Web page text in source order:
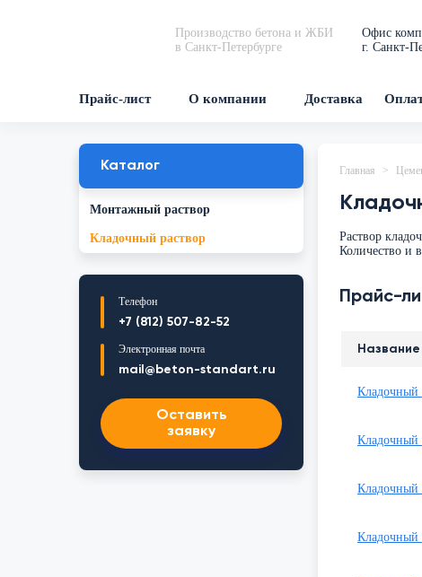
Производство бетона и ЖБИ
в Санкт-Петербурге
Офис
г. Санкт-
Прайс-лист О компании Доставка
Каталог
Монтажный раствор
Кладочный раствор
Телефон
+7 (812) 507-82-52
Электронная почта
mail@beton-standart.ru
Оставить
заявку
Главная
Раствор
Количество и
Прайс-
Название
Кладочный
Кладочный
Кладочный
Кладочный